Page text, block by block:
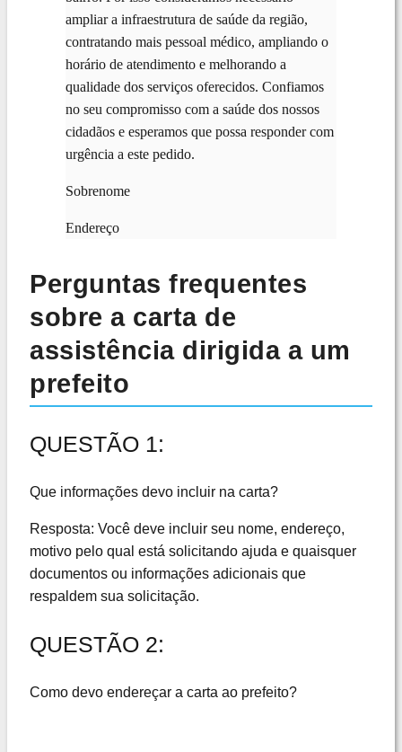
ampliar a infraestrutura de saúde da região,
contratando mais pessoal médico, ampliando o
horário de atendimento e melhorando a
qualidade dos serviços oferecidos. Confiamos
no seu compromisso com a saúde dos nossos
cidadãos e esperamos que possa responder com
urgência a este pedido.
Sobrenome
Endereço
Perguntas frequentes
sobre a carta de
assistência dirigida a um
prefeito
QUESTÃO 1:
Que informações devo incluir na carta?
Resposta: Você deve incluir seu nome, endereço,
motivo pelo qual está solicitando ajuda e quaisquer
documentos ou informações adicionais que
respaldem sua solicitação.
QUESTÃO 2:
Como devo endereçar a carta ao prefeito?